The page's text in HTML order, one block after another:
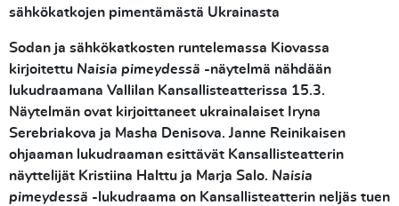
sähkökatkojen pimentämästä Ukrainasta
Sodan ja sähkökatkosten runtelemassa Kiovassa
kirjoitettu Naisia pimeydessä -näytelmä nähdään
lukudraamana Vallilan Kansallisteatterissa 15.3.
Näytelmän ovat kirjoittaneet ukrainalaiset
Iryna
Serebriakova ja Masha Denisova. Janne Reinikaisen
ohjaaman lukudraaman esittävät Kansallisteatterin
näyttelijät Kristiina Halttu ja Marja Salo. Naisia
pimeydessä -lukudraama on Kansallisteatterin neljäs tuen